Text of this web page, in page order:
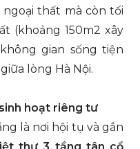
thất mà còn tối
(khoảng 150m2 xây
gian sống tiện
lòng Hà Nội.
hoạt riêng tư
là nơi hội tụ và gắn